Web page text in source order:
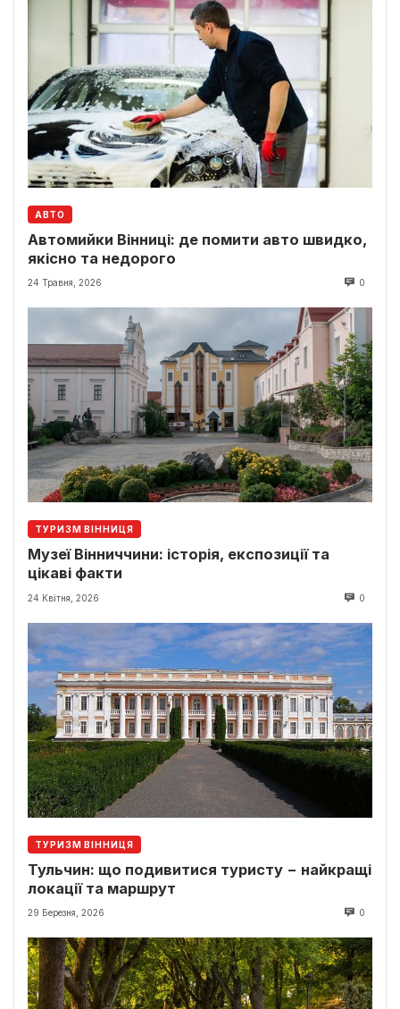
АВТО
Автомийки Вінниці: де помити авто швидко,
якісно та недорого
24 Травня, 2026 0
ТУРИЗМ ВІННИЦЯ
Музеї Вінниччини: історія, експозиції та
цікаві факти
24 Квітня, 2026 0
ТУРИЗМ ВІННИЦЯ
Тульчин: що подивитися туристу − найкращі
локації та маршрут
29 Березня, 2026 0